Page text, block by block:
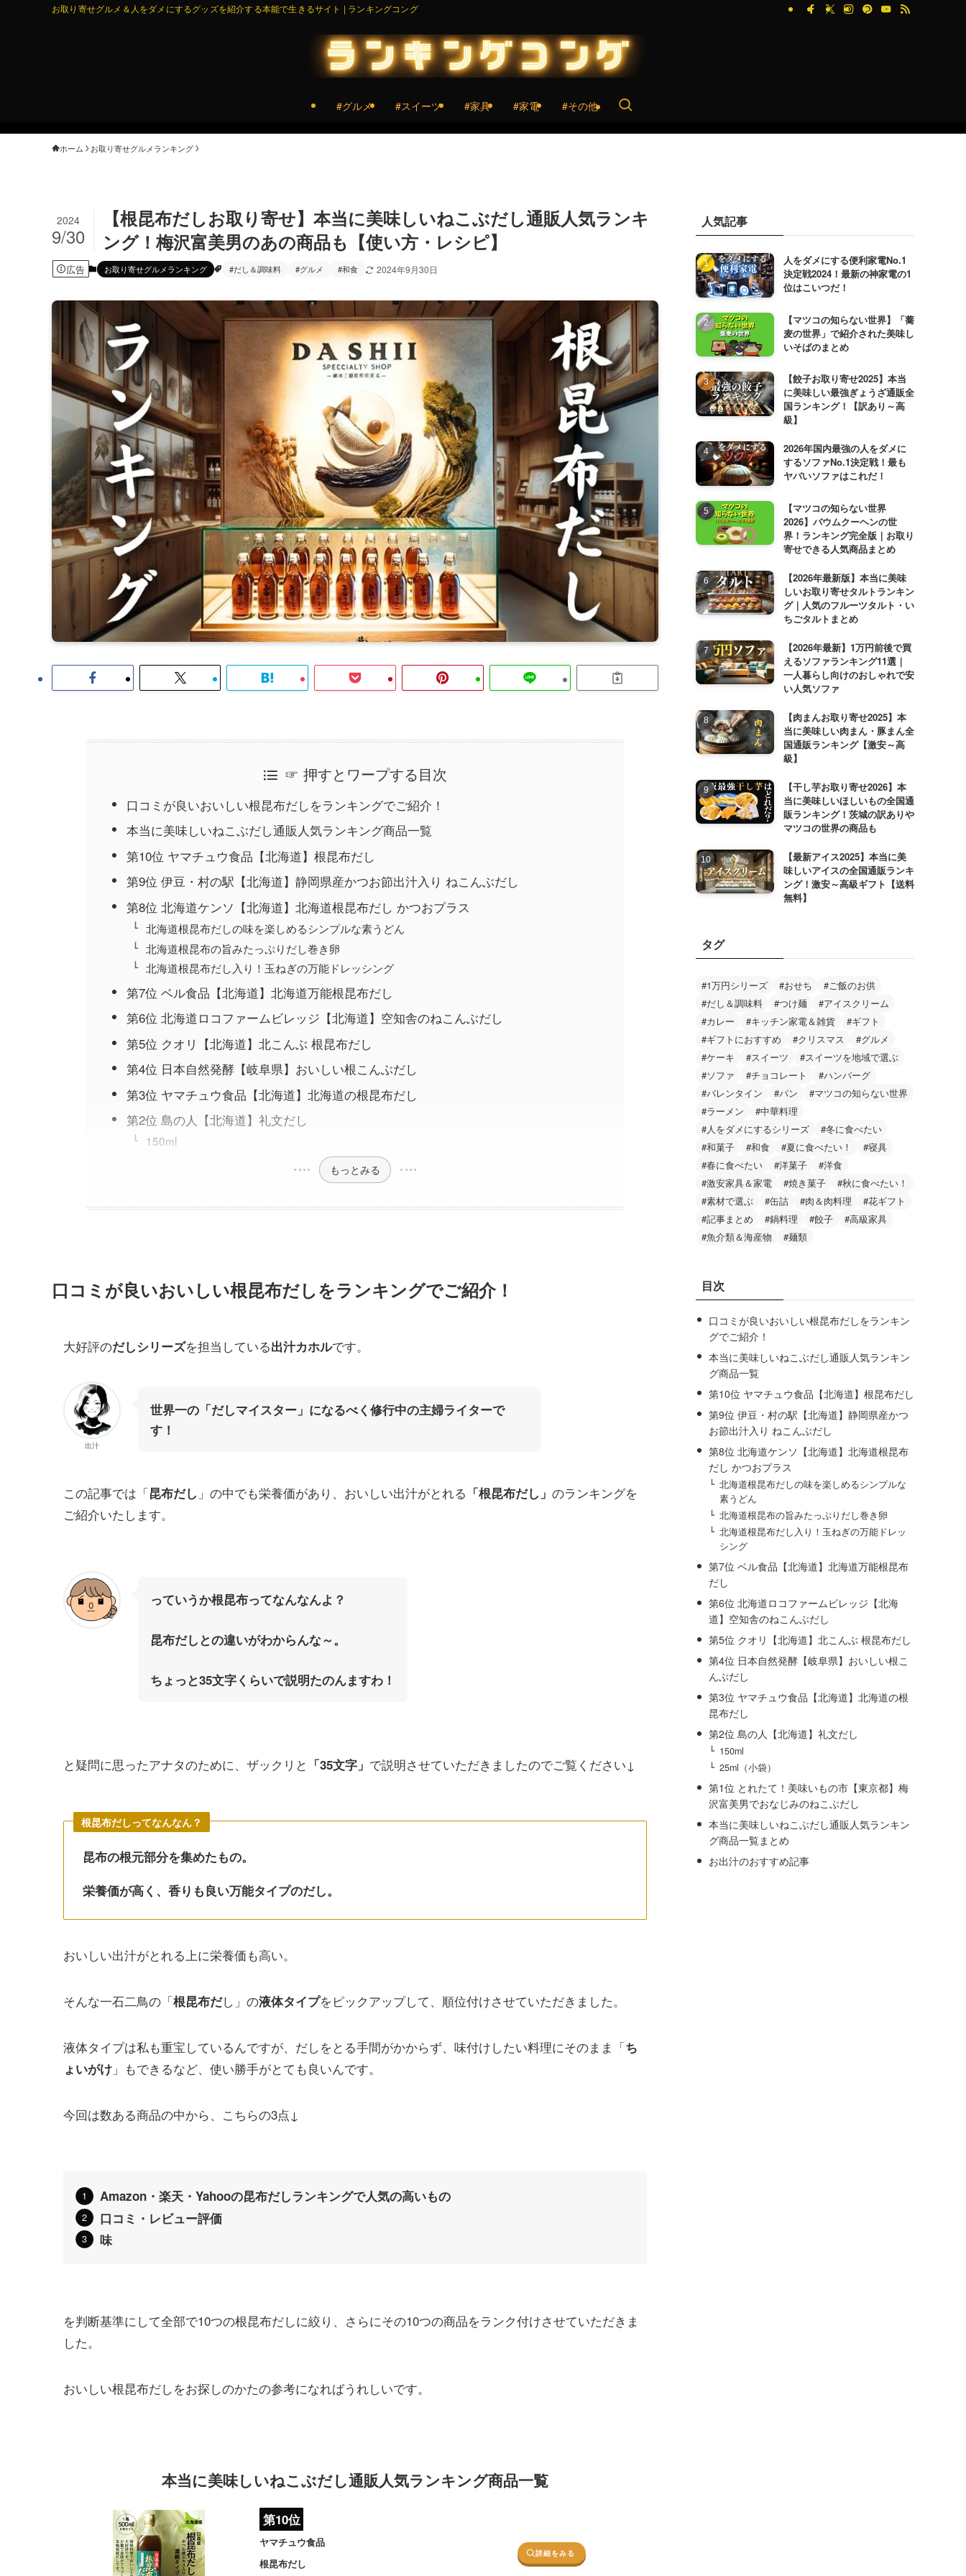
お取り寄せグルメ＆人をダメにするグッズを紹介する本能で生きるサイト | ランキングコング
#グルメ #スイーツ #家具 #家電 #その他
ホーム お取り寄せグルメランキング
【根昆布だしお取り寄せ】本当に美味しいねこぶだし通販人気ランキ
ング！梅沢富美男のあの商品も【使い方・レシピ】
2024
9/30
広告 お取り寄せグルメランキング #だし＆調味料 #グルメ #和食 2024年9月30日
☞ 押すとワープする目次
口コミが良いおいしい根昆布だしをランキングでご紹介！
本当に美味しいねこぶだし通販人気ランキング商品一覧
第10位 ヤマチュウ食品【北海道】根昆布だし
第9位 伊豆・村の駅【北海道】静岡県産かつお節出汁入り ねこんぶだし
第8位 北海道ケンソ【北海道】北海道根昆布だし かつおプラス
北海道根昆布だしの味を楽しめるシンプルな素うどん
北海道根昆布の旨みたっぷりだし巻き卵
北海道根昆布だし入り！玉ねぎの万能ドレッシング
第7位 ベル食品【北海道】北海道万能根昆布だし
第6位 北海道ロコファームビレッジ【北海道】空知舎のねこんぶだし
第5位 クオリ【北海道】北こんぶ 根昆布だし
第4位 日本自然発酵【岐阜県】おいしい根こんぶだし
第3位 ヤマチュウ食品【北海道】北海道の根昆布だし
第2位 島の人【北海道】礼文だし
150ml
もっとみる
口コミが良いおいしい根昆布だしをランキングでご紹介！
大好評のだしシリーズを担当している出汁カホルです。
出汁
世界一の「だしマイスター」になるべく修行中の主婦ライターで
す！
この記事では「昆布だし 」の中でも栄養価があり、おいしい出汁がとれる 「根昆布だし」 のランキングを
ご紹介いたします。
っていうか根昆布ってなんなんよ？
昆布だしとの違いがわからんな～。
ちょっと35文字くらいで説明たのんますわ！
と疑問に思ったアナタのために、ザックリと 「35文字」 で説明させていただきましたのでご覧ください↓
根昆布だしってなんなん？
昆布の根元部分を集めたもの。
栄養価が高く、香りも良い万能タイプのだし。
おいしい出汁がとれる上に栄養価も高い。
そんな一石二鳥の「根昆布だし」の液体タイプをピックアップして、順位付けさせていただきました。
液体タイプは私も重宝しているんですが、だしをとる手間がかからず、味付けしたい料理にそのまま「ち
ょいがけ 」もできるなど、使い勝手がとても良いんです。
今回は数ある商品の中から、こちらの3点↓
Amazon・楽天・Yahooの昆布だしランキングで人気の高いもの
口コミ・レビュー評価
味
を判断基準にして全部で10つの根昆布だしに絞り、さらにその10つの商品をランク付けさせていただきま
した。
おいしい根昆布だしをお探しのかたの参考になればうれしいです。
本当に美味しいねこぶだし通販人気ランキング商品一覧
第10位
ヤマチュウ食品
根昆布だし
詳細をみる
人気記事
人をダメにする便利家電No.1
決定戦2024！最新の神家電の1
位はこいつだ！
【マツコの知らない世界】「蕎
麦の世界」で紹介された美味し
いそばのまとめ
【餃子お取り寄せ2025】本当
に美味しい最強ぎょうざ通販全
国ランキング！【訳あり～高
級】
2026年国内最強の人をダメに
するソファNo.1決定戦！最も
ヤバいソファはこれだ！
【マツコの知らない世界
2026】バウムクーヘンの世
界！ランキング完全版｜お取り
寄せできる人気商品まとめ
【2026年最新版】本当に美味
しいお取り寄せタルトランキン
グ｜人気のフルーツタルト・い
ちごタルトまとめ
【2026年最新】1万円前後で買
えるソファランキング11選｜
一人暮らし向けのおしゃれで安
い人気ソファ
【肉まんお取り寄せ2025】本
当に美味しい肉まん・豚まん全
国通販ランキング【激安～高
級】
【干し芋お取り寄せ2026】本
当に美味しいほしいもの全国通
販ランキング！茨城の訳ありや
マツコの世界の商品も
【最新アイス2025】本当に美
味しいアイスの全国通販ランキ
ング！激安～高級ギフト【送料
無料】
タグ
#1万円シリーズ #おせち
#ご飯のお供
#だし＆調味料
#つけ麺
#アイスクリーム
#カレー
#キッチン家電＆雑貨
#ギフト
#ギフトにおすすめ
#クリスマス
#グルメ
#ケーキ
#スイーツ
#スイーツを地域で選ぶ
#ソファ
#チョコレート
#ハンバーグ
#バレンタイン
#パン
#マツコの知らない世界
#ラーメン
#中華料理
#人をダメにするシリーズ
#冬に食べたい
#和菓子
#和食 #夏に食べたい！
#寝具
#春に食べたい
#洋菓子
#洋食
#激安家具＆家電
#焼き菓子
#秋に食べたい！
#素材で選ぶ
#缶詰 #肉＆肉料理
#花ギフト
#記事まとめ
#鍋料理 #餃子
#高級家具
#魚介類＆海産物
#麺類
目次
口コミが良いおいしい根昆布だしをランキン
グでご紹介！
本当に美味しいねこぶだし通販人気ランキン
グ商品一覧
第10位 ヤマチュウ食品【北海道】根昆布だし
第9位 伊豆・村の駅【北海道】静岡県産かつ
お節出汁入り ねこんぶだし
第8位 北海道ケンソ【北海道】北海道根昆布
だし かつおプラス
北海道根昆布だしの味を楽しめるシンプルな
素うどん
北海道根昆布の旨みたっぷりだし巻き卵
北海道根昆布だし入り！玉ねぎの万能ドレッ
シング
第7位 ベル食品【北海道】北海道万能根昆布
だし
第6位 北海道ロコファームビレッジ【北海
道】空知舎のねこんぶだし
第5位 クオリ【北海道】北こんぶ 根昆布だし
第4位 日本自然発酵【岐阜県】おいしい根こ
んぶだし
第3位 ヤマチュウ食品【北海道】北海道の根
昆布だし
第2位 島の人【北海道】礼文だし
150ml
25ml（小袋）
第1位 とれたて！美味いもの市【東京都】梅
沢富美男でおなじみのねこぶだし
本当に美味しいねこぶだし通販人気ランキン
グ商品一覧まとめ
お出汁のおすすめ記事